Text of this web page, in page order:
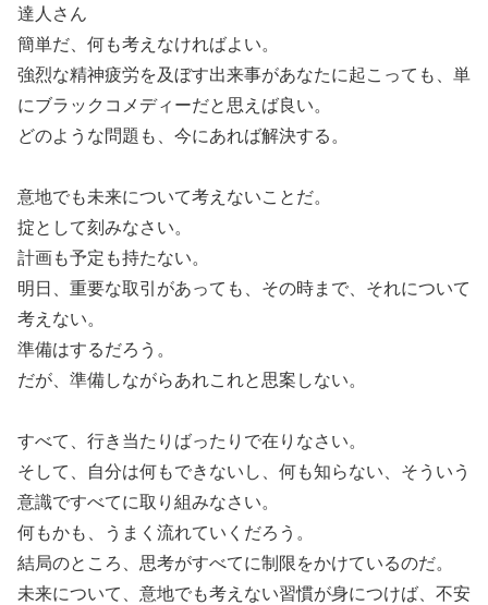
達人さん
簡単だ、何も考えなければよい。
強烈な精神疲労を及ぼす出来事があなたに起こっても、単
にブラックコメディーだと思えば良い。
どのような問題も、今にあれば解決する。
意地でも未来について考えないことだ。
掟として刻みなさい。
計画も予定も持たない。
明日、重要な取引があっても、その時まで、それについて
考えない。
準備はするだろう。
だが、準備しながらあれこれと思案しない。
すべて、行き当たりばったりで在りなさい。
そして、自分は何もできないし、何も知らない、そういう
意識ですべてに取り組みなさい。
何もかも、うまく流れていくだろう。
結局のところ、思考がすべてに制限をかけているのだ。
未来について、意地でも考えない習慣が身につけば、不安